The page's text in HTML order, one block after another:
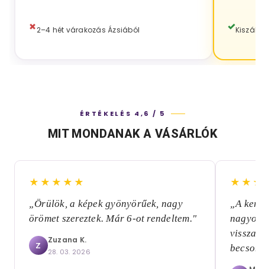
2–4 hét várakozás Ázsiából
ÉRTÉKELÉS 4,6 / 5
MIT MONDANAK A VÁSÁRLÓK
★★★★★
„Örülök, a képek gyönyörűek, nagy
örömet szereztek. Már 6-ot rendeltem."
Z
Zuzana K.
28. 03. 2026
„A
nagyon